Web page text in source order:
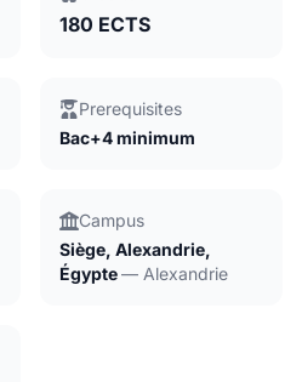
180 ECTS
Prerequisites
Bac+4 minimum
Campus
Siège, Alexandrie,
Égypte— Alexandrie